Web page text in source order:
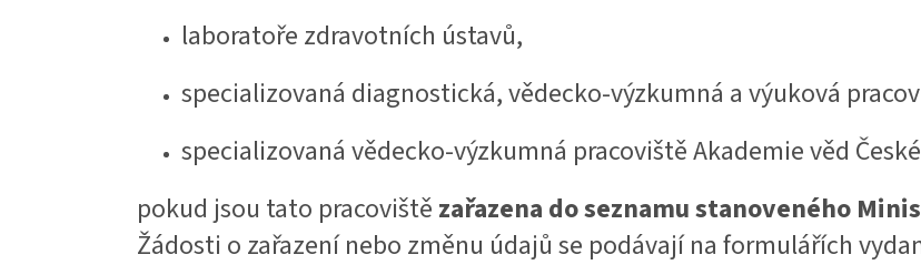
laboratoře zdravotních ústavů,
specializovaná diagnostická, vědecko-výzkumná a výuková
specializovaná vědecko-výzkumná pracoviště Akademie věd
pokud jsou tato pracoviště zařazena do seznamu stanoveného
Žádosti o zařazení nebo změnu údajů se podávají na formulářích